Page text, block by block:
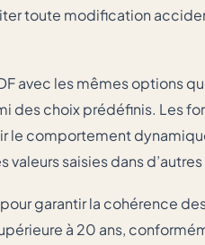
toute modification
avec les mêmes options
des choix prédéfinis. Les
le comportement
saisies dans
garantir la cohérence
à 20 ans,